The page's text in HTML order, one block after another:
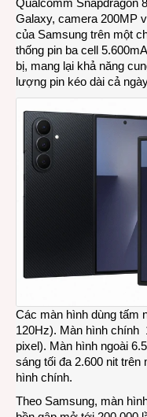
Qualcomm Snapdragon
Galaxy, camera 200MP
của Samsung trên một
thống pin ba cell
bị, mang lại khả năng
lượng pin kéo dài cả
Các màn hình dùng tấm
120Hz). Màn hình chính
pixel). Màn hình ngoài
sáng tối đa 2.600 nit trên
hình chính.
Theo Samsung, màn